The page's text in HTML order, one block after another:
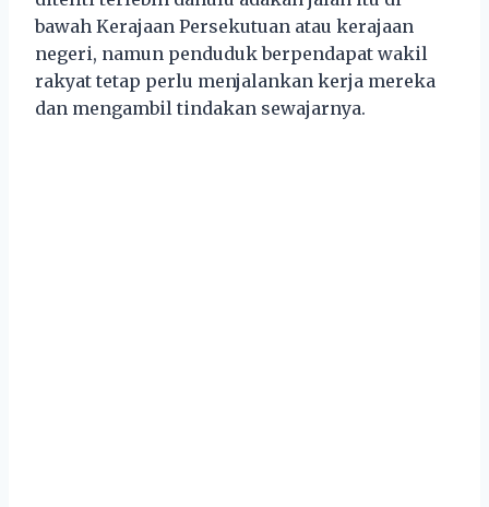
bawah Kerajaan Persekutuan atau kerajaan
negeri, namun penduduk berpendapat wakil
rakyat tetap perlu menjalankan kerja mereka
dan mengambil tindakan sewajarnya.